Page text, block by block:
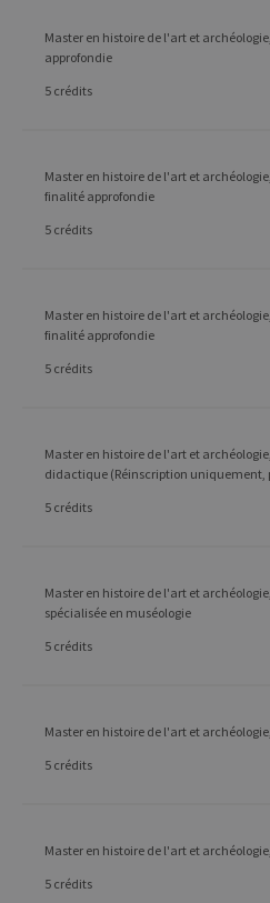
Master en histoire de l'art et
approfondie
5 crédits
Master en histoire de l'art et
finalité approfondie
5 crédits
Master en histoire de l'art et
finalité approfondie
5 crédits
Master en histoire de l'art et
didactique (Réinscription uniquement,
5 crédits
Master en histoire de l'art et
spécialisée en muséologie
5 crédits
Master en histoire de l'art et
5 crédits
Master en histoire de l'art et
5 crédits